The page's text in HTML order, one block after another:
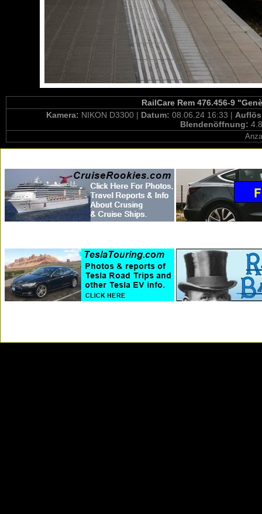
RailCare Rem 476.456-9
Kamera: NIKON D3300 | Datum: 08.06.24 16:33 |
Blendenöffnung: